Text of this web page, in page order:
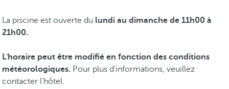
La piscine est ouverte du lundi au dimanche de 11h00 à
21h00.
L'horaire peut être modifié en fonction des conditions
météorologiques. Pour plus d'informations, veuillez
contacter l'hôtel.